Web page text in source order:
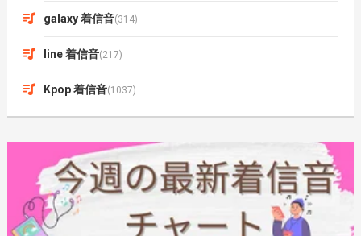
galaxy 着信音(314)
line 着信音(217)
Kpop 着信音(1037)